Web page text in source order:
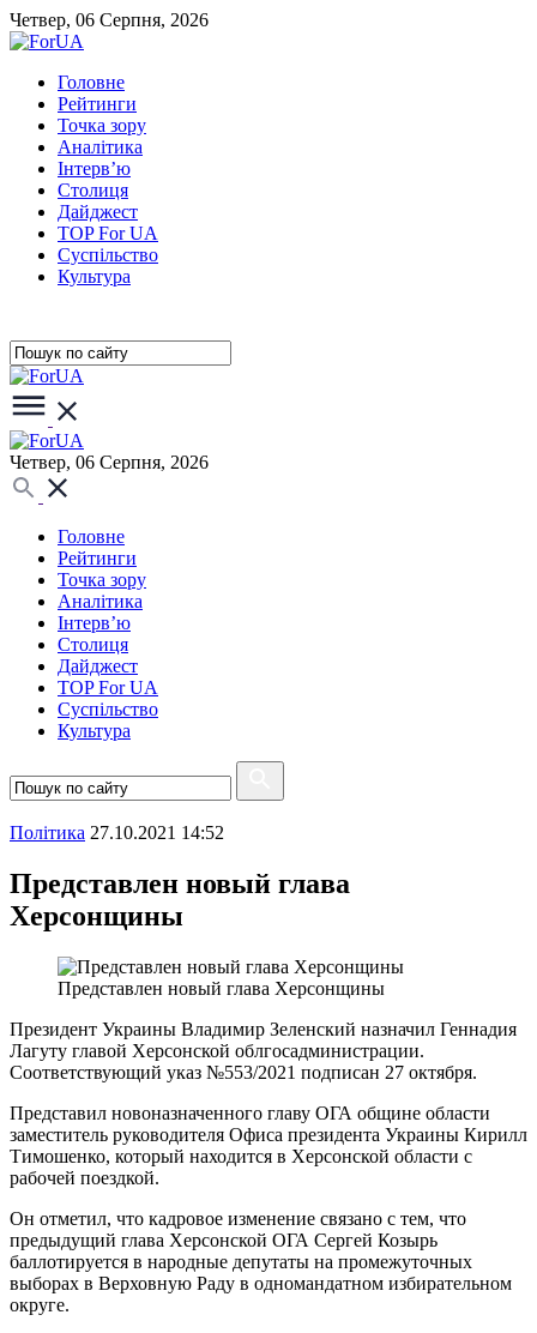
Четвер, 06 Серпня, 2026
Головне
Рейтинги
Точка зору
Аналітика
Інтерв’ю
Столиця
Дайджест
TOP For UA
Суспiльство
Культура
Четвер, 06 Серпня, 2026
Головне
Рейтинги
Точка зору
Аналітика
Інтерв’ю
Столиця
Дайджест
TOP For UA
Суспiльство
Культура
Полiтика 27.10.2021 14:52
Представлен новый глава
Херсонщины
Представлен новый глава Херсонщины
Президент Украины Владимир Зеленский назначил Геннадия
Лагуту главой Херсонской облгосадминистрации.
Соответствующий указ №553/2021 подписан 27 октября.
Представил новоназначенного главу ОГА общине области
заместитель руководителя Офиса президента Украины Кирилл
Тимошенко, который находится в Херсонской области с
рабочей поездкой.
Он отметил, что кадровое изменение связано с тем, что
предыдущий глава Херсонской ОГА Сергей Козырь
баллотируется в народные депутаты на промежуточных
выборах в Верховную Раду в одномандатном избирательном
округе.